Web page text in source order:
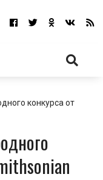
конкурса от